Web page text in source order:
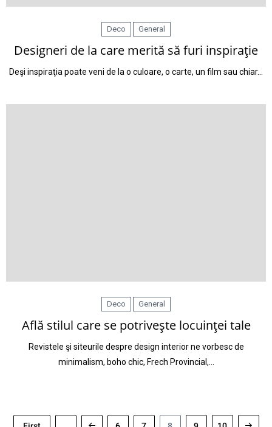
Deco General
Designeri de la care merită să furi inspiraţie
Deşi inspiraţia poate veni de la o culoare, o carte, un film sau chiar…
Deco General
Află stilul care se potriveşte locuinţei tale
Revistele şi siteurile despre design interior ne vorbesc de
minimalism, boho chic, Frech Provincial,…